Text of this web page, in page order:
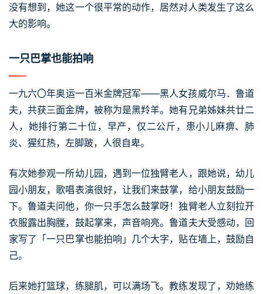
没有想到，她这一个很平常的动作，居然对人类发生了这么
大的影响。
一只巴掌也能拍响
一九六〇年奥运一百米金牌冠军——黑人女孩威尔马．鲁道
夫，共获三面金牌，被称为是黑羚羊。她有兄弟姊妹共廿二
人，她排行第二十位，早产，仅二公斤，患小儿麻痹、肺
炎、猩红热，左脚跛，人很自卑。
有次她参观一所幼儿园，遇到一位独臂老人，跟她说，幼儿
园小朋友，歌唱表演很好，让我们来鼓掌，给小朋友鼓励一
下。鲁道夫问他，你一只手怎么鼓掌呀！独臂老人立刻拉开
衣服露出胸膛，鼓起掌来，声音响亮。鲁道夫大受感动，回
家写了「一只巴掌也能拍响」几个大字，贴在墙上，鼓励自
己。
后来她打篮球，练腿肌，可以满场飞。教练发现了，劝她练